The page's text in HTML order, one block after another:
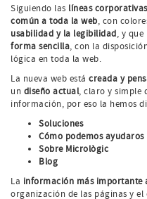
Siguiendo las líneas
común a toda la web, con
usabilidad y la legibilidad, y
forma sencilla, con la
lógica en toda la web.
La nueva web está creada y
un diseño actual, claro y simple
información, por eso la hemos
Soluciones
Cómo podemos ayudaros
Sobre Micrològic
Blog
La información más importante
organización de las páginas y